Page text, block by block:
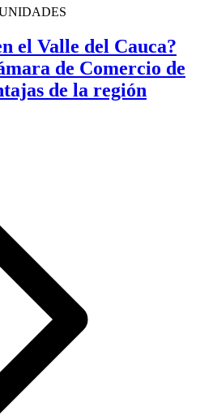
el Valle del Cauca?
de Comercio de
de la región